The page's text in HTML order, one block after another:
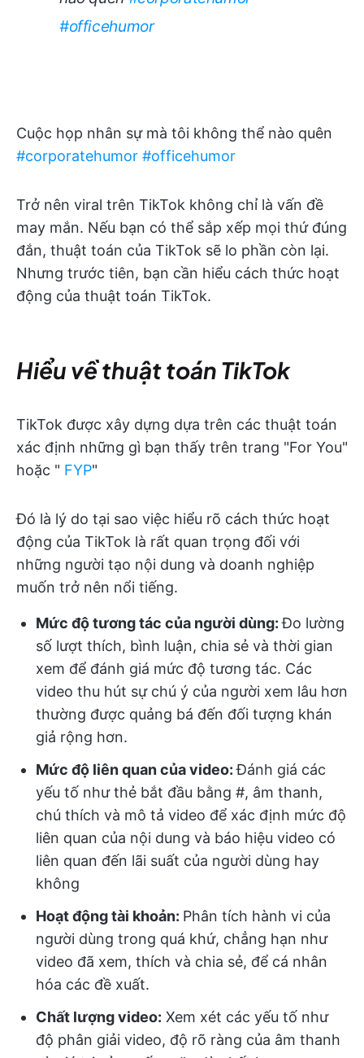
#officehumor
Cuộc họp nhân sự mà tôi không thể nào quên
#corporatehumor #officehumor
Trở nên viral trên TikTok không chỉ là vấn đề
may mắn. Nếu bạn có thể sắp xếp mọi thứ đúng
đắn, thuật toán của TikTok sẽ lo phần còn lại.
Nhưng trước tiên, bạn cần hiểu cách thức hoạt
động của thuật toán TikTok.
Hiểu về thuật toán TikTok
TikTok được xây dựng dựa trên các thuật toán
xác định những gì bạn thấy trên trang "For You"
hoặc " FYP"
Đó là lý do tại sao việc hiểu rõ cách thức hoạt
động của TikTok là rất quan trọng đối với
những người tạo nội dung và doanh nghiệp
muốn trở nên nổi tiếng.
Mức độ tương tác của người dùng:Đo lường
số lượt thích, bình luận, chia sẻ và thời gian
xem để đánh giá mức độ tương tác. Các
video thu hút sự chú ý của người xem lâu hơn
thường được quảng bá đến đối tượng khán
giả rộng hơn.
Mức độ liên quan của video:Đánh giá các
yếu tố như thẻ bắt đầu bằng #, âm thanh,
chú thích và mô tả video để xác định mức độ
liên quan của nội dung và báo hiệu video có
liên quan đến lãi suất của người dùng hay
không
Hoạt động tài khoản: Phân tích hành vi của
người dùng trong quá khứ, chẳng hạn như
video đã xem, thích và chia sẻ, để cá nhân
hóa các đề xuất.
Chất lượng video: Xem xét các yếu tố như
độ phân giải video, độ rõ ràng của âm thanh